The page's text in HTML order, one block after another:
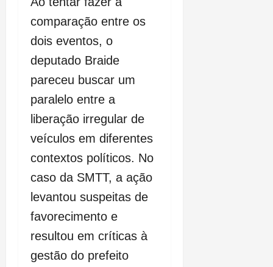
comparação entre os
dois eventos, o
deputado Braide
pareceu buscar um
paralelo entre a
liberação irregular de
veículos em diferentes
contextos políticos. No
caso da SMTT, a ação
levantou suspeitas de
favorecimento e
resultou em críticas à
gestão do prefeito